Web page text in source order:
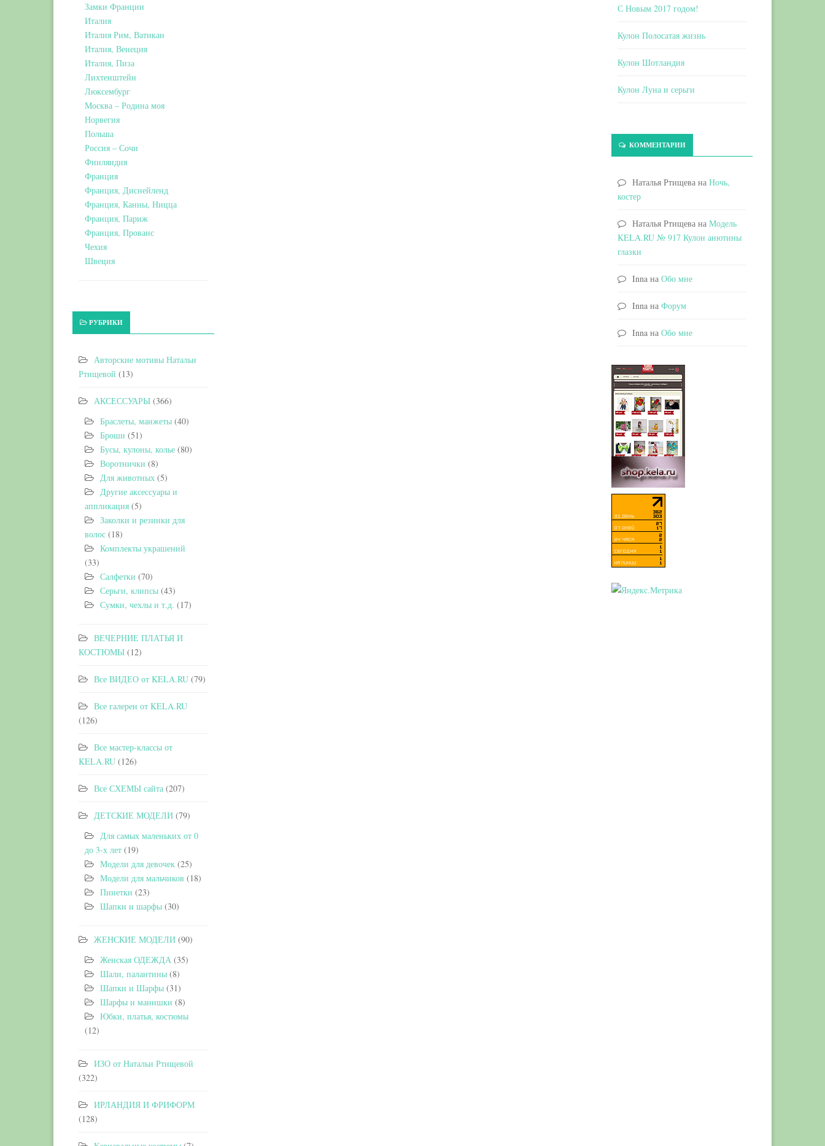
Замки Франции
Италия
Италия Рим, Ватикан
Италия, Венеция
Италия, Пиза
Лихтенштейн
Люксембург
Москва – Родина моя
Норвегия
Польша
Россия – Сочи
Финляндия
Франция
Франция, Диснейленд
Франция, Канны, Ницца
Франция, Париж
Франция, Прованс
Чехия
Швеция
РУБРИКИ
Авторские мотивы Натальи
Ртищевой (13)
АКСЕССУАРЫ (366)
Браслеты, манжеты (40)
Броши (51)
Бусы, кулоны, колье (80)
Воротнички (8)
Для животных (5)
Другие аксессуары и
аппликация (5)
Заколки и резинки для
волос (18)
Комплекты украшений
(33)
Салфетки (70)
Серьги, клипсы (43)
Сумки, чехлы и т.д. (17)
ВЕЧЕРНИЕ ПЛАТЬЯ И
КОСТЮМЫ (12)
Все ВИДЕО от KELA.RU (79)
Все галереи от KELA.RU
(126)
Все мастер-классы от
KELA.RU (126)
Все СХЕМЫ сайта (207)
ДЕТСКИЕ МОДЕЛИ (79)
Для самых маленьких от 0
до 3-х лет (19)
Модели для девочек (25)
Модели для мальчиков (18)
Пинетки (23)
Шапки и шарфы (30)
ЖЕНСКИЕ МОДЕЛИ (90)
Женская ОДЕЖДА (35)
Шали, палантины (8)
Шапки и Шарфы (31)
Шарфы и манишки (8)
Юбки, платья, костюмы
(12)
ИЗО от Натальи Ртищевой
(322)
ИРЛАНДИЯ И ФРИФОРМ
(128)
С Новым 2017 годом!
Кулон Полосатая жизнь
Кулон Шотландия
Кулон Луна и серьги
КОММЕНТАРИИ
Наталья Ртищевана Ночь,
костер
Наталья Ртищевана Модель
KELA.RU № 917 Кулон анютины
глазки
Innaна Обо мне
Innaна Форум
Innaна Обо мне